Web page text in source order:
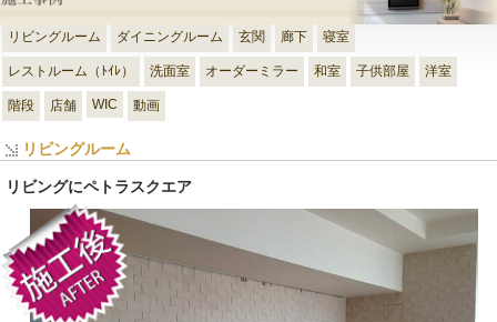
リビングルーム ダイニングルーム 玄関 廊下 寝室
レストルーム（ﾄｲﾚ） 洗面室 オーダーミラー 和室 子供部屋 洋室
階段 店舗 WIC 動画
リビングルーム
リビングにペトラスクエア